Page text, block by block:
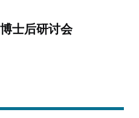
士后研讨会